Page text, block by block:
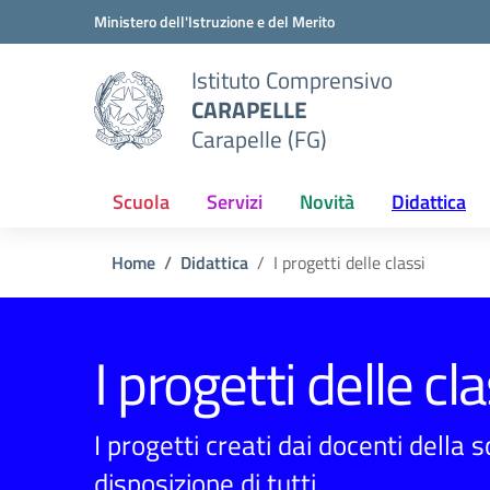
Vai ai contenuti
Vai al menu di navigazioneMinistero dell'Istruzione e del Merito
Istituto Comprensivo
CARAPELLE
Carapelle (FG)
Scuola Servizi Novità Didattica
Home Didattica I progetti delle classi
I progetti delle
I progetti creati dai docenti della